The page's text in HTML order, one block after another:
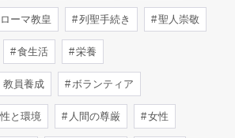
ーマ教皇 列聖手続き 聖人崇敬
食生活 栄養
員養成 ボランティア
と環境 人間の尊厳 女性